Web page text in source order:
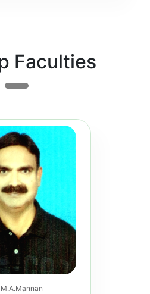
for Newly
Faculties
M.A.Mannan